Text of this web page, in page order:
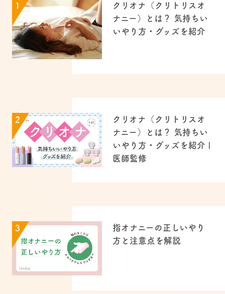
1
クリオナ（クリトリスオ
ナニー）とは？ 気持ちい
いやり方・グッズを紹介
2
クリオナ（クリトリスオ
ナニー）とは？ 気持ちい
いやり方・グッズを紹介 |
医師監修
3
指オナニーの正しいやり
方と注意点を解説